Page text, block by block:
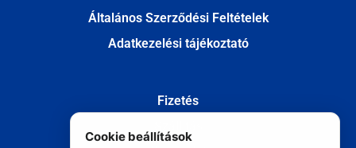
Általános Szerződési Feltételek
Adatkezelési tájékoztató
Fizetés
Cookie beállítások